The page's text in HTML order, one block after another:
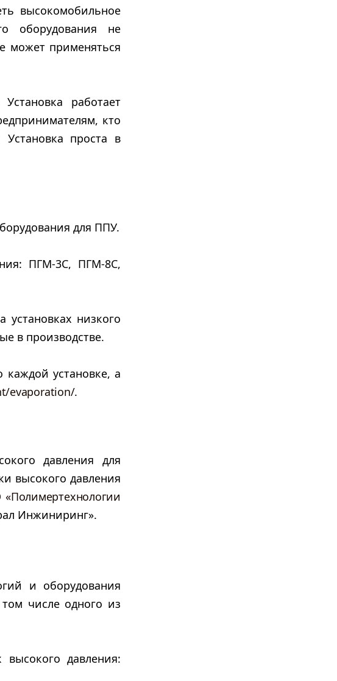
высокомобильное
оборудования не
может применяться
работает
кто
проста в
для ППУ.
ПГМ-3С, ПГМ-8С,
низкого
в производстве.
установке, а
evaporation/.
давления для
высокого давления
Инжиниринг».
и оборудования
числе одного из
давления: